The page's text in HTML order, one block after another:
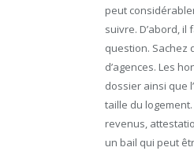
peut
suivre. D’abord,
question. Sachez
d’agences. Les
dossier ainsi que
taille du
revenus,
un bail qui peut